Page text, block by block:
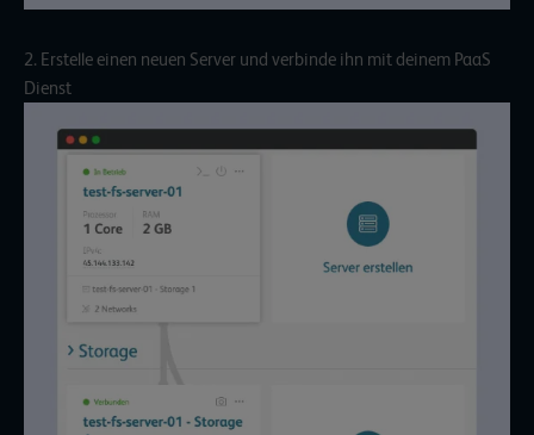
2. Erstelle einen neuen Server und verbinde ihn mit deinem PaaS
Dienst